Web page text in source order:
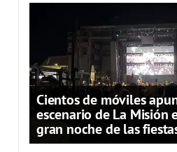
Cientos de móviles
escenario de La Misión
gran noche de las